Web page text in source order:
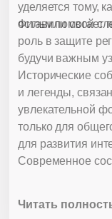
уделяется тому,
оставили свой
Фильм помогает
роль в защите
будучи важным
Исторические
и легенды,
увлекательной
только для
для развития
Современное
архитектурное
Читать